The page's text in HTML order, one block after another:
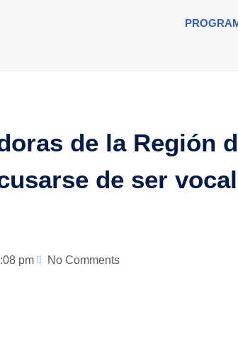
de la Región
de ser
pm No Comments